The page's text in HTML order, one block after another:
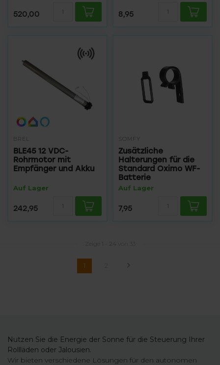
520,00 8,95
BREL
BLE45 12 VDC-
Rohrmotor mit
Empfänger und Akku
Auf Lager
242,95
SOMFY
Zusätzliche
Halterungen für die
Standard Oximo WF-
Batterie
Auf Lager
7,95
1 24
1
Nutzen Sie die Energie der Sonne für die Steuerung Ihrer
Rollläden oder Jalousien.
Wir bieten verschiedene Lösungen für den autonomen